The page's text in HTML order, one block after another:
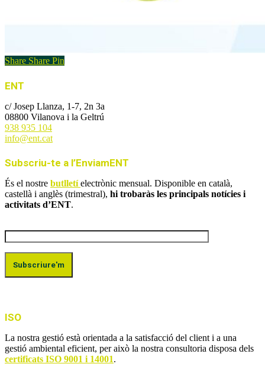
Share Share Pin
ENT
c/ Josep Llanza, 1-7, 2n 3a
08800 Vilanova i la Geltrú
938 935 104
info@ent.cat
Subscriu-te a l’EnviamENT
És el nostre butlletí electrònic mensual. Disponible en català,
castellà i anglès (trimestral), hi trobaràs les principals notícies i
activitats d’ENT.
ISO
La nostra gestió està orientada a la satisfacció del client i a una
gestió ambiental eficient, per això la nostra consultoria disposa dels
certificats ISO 9001 i 14001.